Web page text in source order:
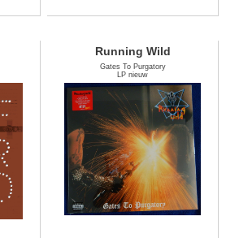
Running Wild
Gates To Purgatory
LP nieuw